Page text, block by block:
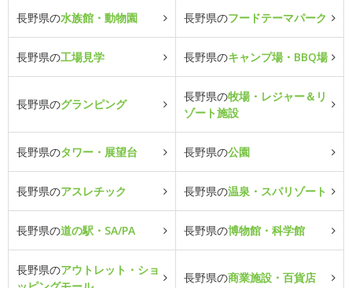
長野県の水族館・動物園 長野県のフードテーマパーク
長野県の工場見学 長野県のキャンプ場・BBQ場
長野県のグランピング
長野県の牧場・レジャー＆リ
ゾート施設
長野県のタワー・展望台 長野県の公園
長野県のアスレチック 長野県の温泉・スパリゾート
長野県の道の駅・SA/PA 長野県の博物館・科学館
長野県のアウトレット・ショ
長野県の商業施設・百貨店